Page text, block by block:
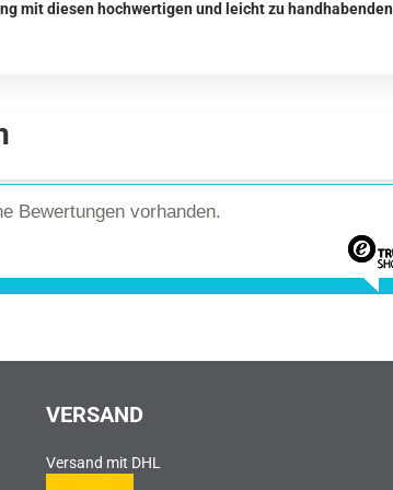
mit diesen hochwertigen und leicht zu handhabenden
Bewertungen vorhanden.
VERSAND
Versand mit DHL